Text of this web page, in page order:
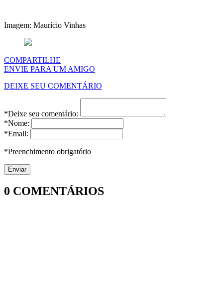
Imagem: Maurício Vinhas
COMPARTILHE
ENVIE PARA UM AMIGO
DEIXE SEU COMENTÁRIO
*Deixe seu comentário:
*Nome:
*Email:
*Preenchimento obrigatório
0 COMENTÁRIOS